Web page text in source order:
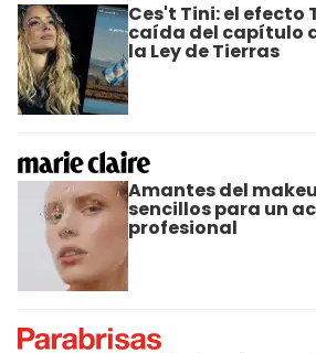
Ces't Tini: el efecto
caída del capítulo
la Ley de Tierras
Amantes del
sencillos para un
profesional